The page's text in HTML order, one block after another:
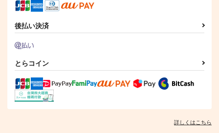
トウケンサイロク
後払い決済
とらコイン
詳しくはこちら